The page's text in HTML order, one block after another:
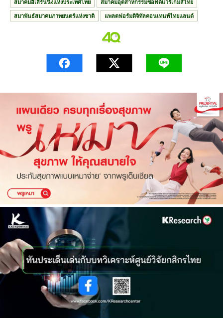
สมาคมอีเลิร์นนิงแห่งประเทศไทย
สมาคมอุตสาหกรรมซอฟต์แวร์เกมส์ไทย
สมาพันธ์สมาคมภาพยนตร์แห่งชาติ
แพลตฟอร์มดิจิทัลคอนเทนท์ไทยแลนด์